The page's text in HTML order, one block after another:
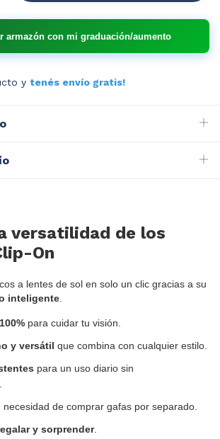
armazón con mi graduación/aumento
y tenés envío gratis!
versatilidad de los
On
a lentes de sol en solo un clic gracias a su
inteligente
para cuidar tu visión.
y versátil que combina con cualquier estilo.
para un uso diario sin
necesidad de comprar gafas por separado.
y sorprender.